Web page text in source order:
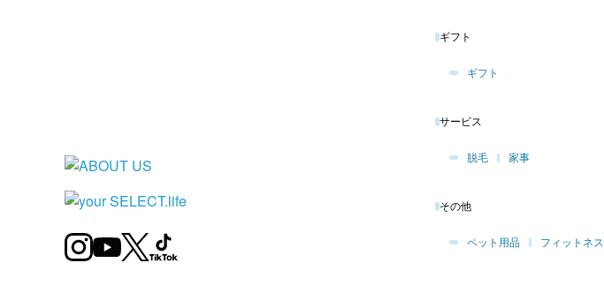
ギフト
ギフト
サービス
脱毛 家事
その他
ペット用品 フィットネス